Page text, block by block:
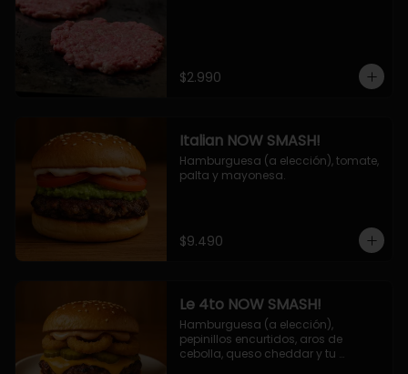
$2.990
Italian NOW SMASH!
Hamburguesa (a elección), tomate,
palta y mayonesa.
$9.490
Le 4to NOW SMASH!
Hamburguesa (a elección),
pepinillos encurtidos, aros de
cebolla, queso cheddar y tu